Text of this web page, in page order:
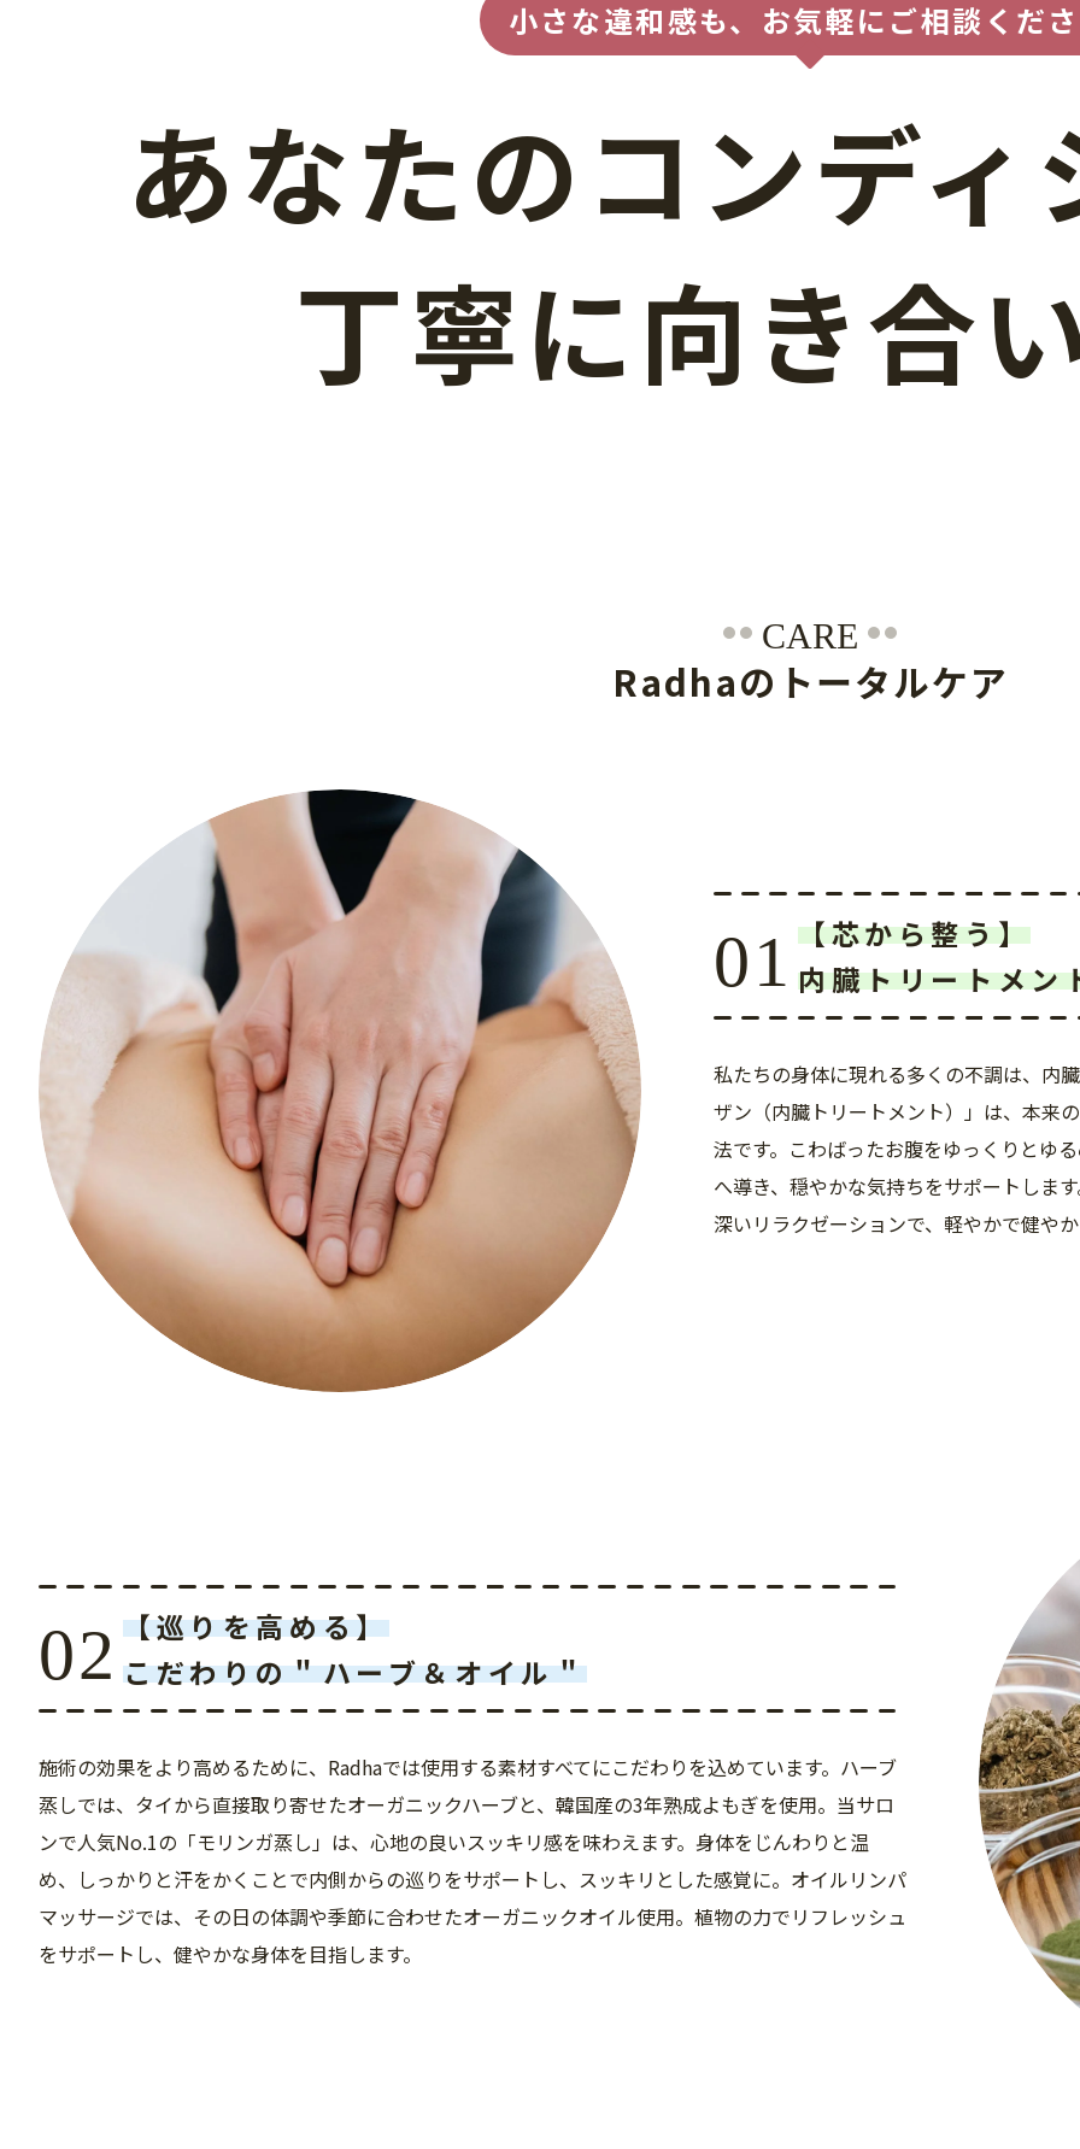
小さな違和感も、お気軽にご相談くだ
あなたのコンデ
丁寧に向き合
CARE
Radhaのトータルケア
【芯から整う】
内臓トリートメン
私たちの身体に現れる多くの不調は、内
ザン（内臓トリートメント）」は、本来
法です。こわばったお腹をゆっくりとゆ
へ導き、穏やかな気持ちをサポートしま
深いリラクゼーションで、軽やかで健や
【巡りを高める】
こだわりの＂ハーブ＆オイル＂
施術の効果をより高めるために、Radhaでは使用する素材すべてにこだわりを込めています。ハーブ
蒸しでは、タイから直接取り寄せたオーガニックハーブと、韓国産の3年熟成よもぎを使用。当サロ
ンで人気No.1の「モリンガ蒸し」は、心地の良いスッキリ感を味わえます。身体をじんわりと温
め、しっかりと汗をかくことで内側からの巡りをサポートし、スッキリとした感覚に。オイルリンパ
マッサージでは、その日の体調や季節に合わせたオーガニックオイル使用。植物の力でリフレッシュ
をサポートし、健やかな身体を目指します。